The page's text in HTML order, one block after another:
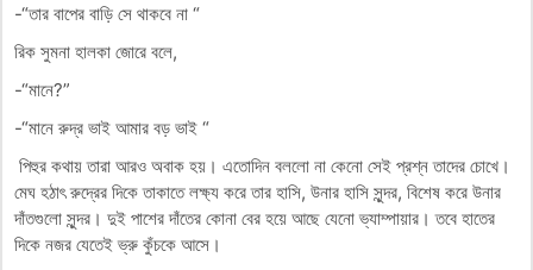
-“তার বাপের বাড়ি সে থাকবে না “
রিক সুমনা হালকা জোরে বলে,
-“মানে?”
-“মানে রুদ্র ভাই আমার বড় ভাই “
পিহুর কথায় তারা আরও অবাক হয়। এতোদিন বললো না কেনো সেই প্রশ্ন তাদের চোখে।
মেঘ হঠাৎ রুদ্রের দিকে তাকাতে লক্ষ্য করে তার হাসি, উনার হাসি সুন্দর, বিশেষ করে উনার
দাঁতগুলো সুন্দর। দুই পাশের দাঁতের কোনা বের হয়ে আছে যেনো ভ্যাম্পায়ার। তবে হাতের
দিকে নজর যেতেই ভ্রু কুঁচকে আসে।